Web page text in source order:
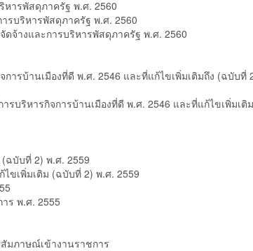
ารพัสดุภาครัฐ พ.ศ. 2560
รบริหารพัสดุภาครัฐ พ.ศ. 2560
จ้างและการบริหารพัสดุภาครัฐ พ.ศ. 2560
รบ้านเมืองที่ดี พ.ศ. 2546 และที่แก้ไขเพิ่มเติมถึง (ฉบับที่
ริหารกิจการบ้านเมืองที่ดี พ.ศ. 2546 และที่แก้ไขเพิ่มเติ
ฉบับที่ 2) พ.ศ. 2559
ขเพิ่มเติม (ฉบับที่ 2) พ.ศ. 2559
ร พ.ศ. 2555
มภาษณ์เข้างานราชการ